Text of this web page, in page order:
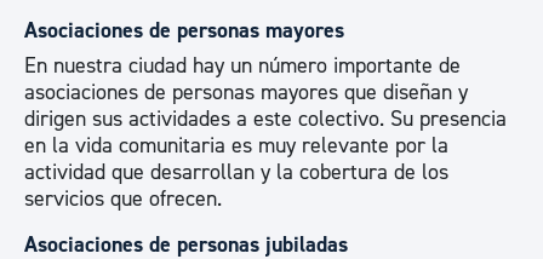
Asociaciones de personas mayores
En nuestra ciudad hay un número importante de
asociaciones de personas mayores que diseñan y
dirigen sus actividades a este colectivo. Su presencia
en la vida comunitaria es muy relevante por la
actividad que desarrollan y la cobertura de los
servicios que ofrecen.
Asociaciones de personas jubiladas